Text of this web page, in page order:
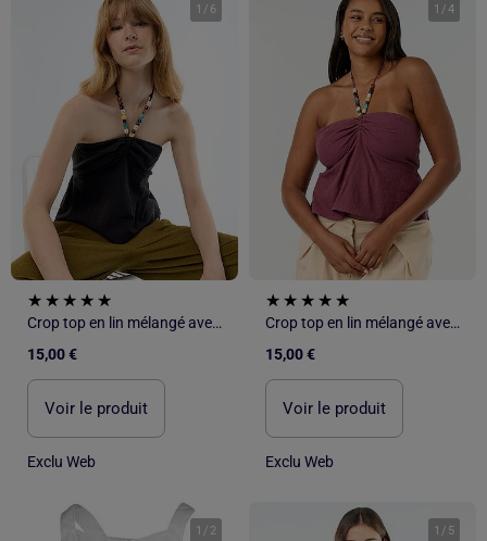
1 / 6
Crop top en lin mélangé avec perles
15,00 €
Voir le produit
Exclu Web
1 /4
Crop top en lin mélangé avec perles
15,00 €
Voir le produit
Exclu Web
1 / 2 1 / 5